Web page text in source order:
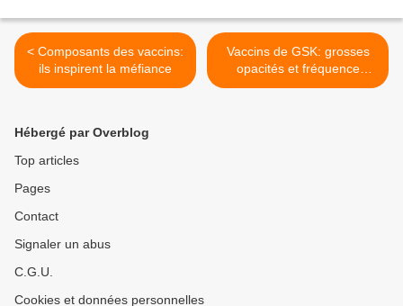
< Composants des vaccins:
ils inspirent la méfiance
Vaccins de GSK: grosses
opacités et fréquence
inacceptable d'effets
Hébergé par Overblog
Top articles
Pages
Contact
Signaler un abus
C.G.U.
Cookies et données personnelles